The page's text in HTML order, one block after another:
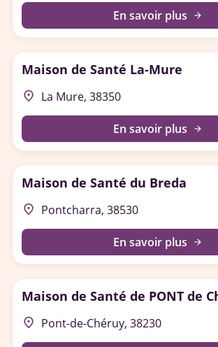
En savoir plus arrow_forward
Maison de Santé La-Mure
place La Mure, 38350
En savoir plus arrow_forward
Maison de Santé du Breda
place Pontcharra, 38530
En savoir plus arrow_forward
Maison de Santé de PONT de
place Pont-de-Chéruy, 38230